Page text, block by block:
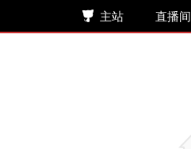
主站 直播间